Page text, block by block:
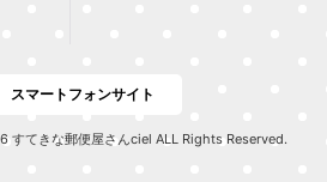
スマートフォンサイト
てきな郵便屋さんciel ALL Rights Reserved.